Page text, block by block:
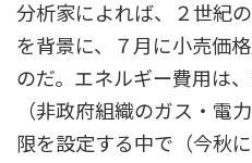
分析家によれば、２世紀
を背景に、７月に小売価
のだ。エネルギー費用は
（非政府組織のガス・電
限を設定する中で（今秋